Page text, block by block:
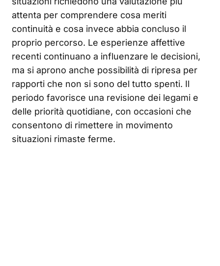
attenta per comprendere cosa meriti
continuità e cosa invece abbia concluso il
proprio percorso. Le esperienze affettive
recenti continuano a influenzare le decisioni,
ma si aprono anche possibilità di ripresa per
rapporti che non si sono del tutto spenti. Il
periodo favorisce una revisione dei legami e
delle priorità quotidiane, con occasioni che
consentono di rimettere in movimento
situazioni rimaste ferme.